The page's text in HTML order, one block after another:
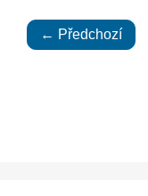
← Předchozí